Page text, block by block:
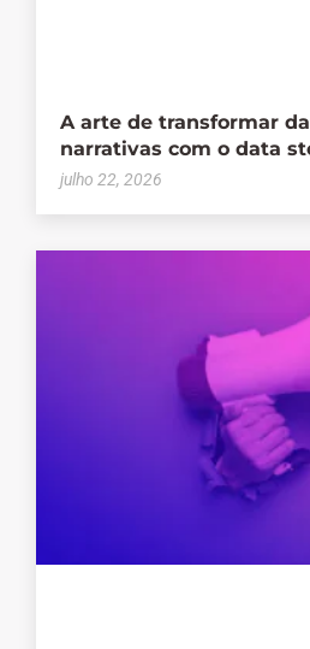
A arte de transformar
narrativas com o data
julho 22, 2026